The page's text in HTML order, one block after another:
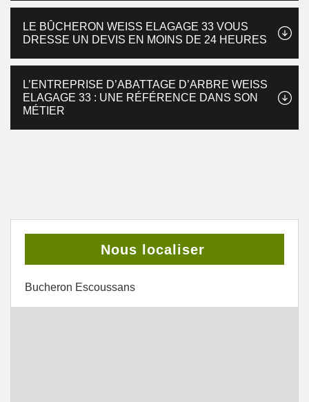
LE BÛCHERON WEISS ELAGAGE 33 VOUS
DRESSE UN DEVIS EN MOINS DE 24 HEURES
L’ENTREPRISE D’ABATTAGE D’ARBRE WEISS
ELAGAGE 33 : UNE RÉFÉRENCE DANS SON
MÉTIER
Nous localiser
Bucheron Escoussans